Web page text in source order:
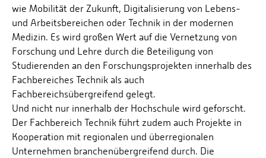
wie Mobilität der Zukunft, Digitalisierung von Lebens-
und Arbeitsbereichen oder Technik in der modernen
Medizin. Es wird großen Wert auf die Vernetzung von
Forschung und Lehre durch die Beteiligung von
Studierenden an den Forschungsprojekten innerhalb des
Fachbereiches Technik als auch
Fachbereichsübergreifend gelegt.
Und nicht nur innerhalb der Hochschule wird geforscht.
Der Fachbereich Technik führt zudem auch Projekte in
Kooperation mit regionalen und überregionalen
Unternehmen branchenübergreifend durch. Die